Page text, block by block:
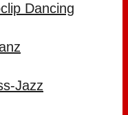
Dancing
Jazz